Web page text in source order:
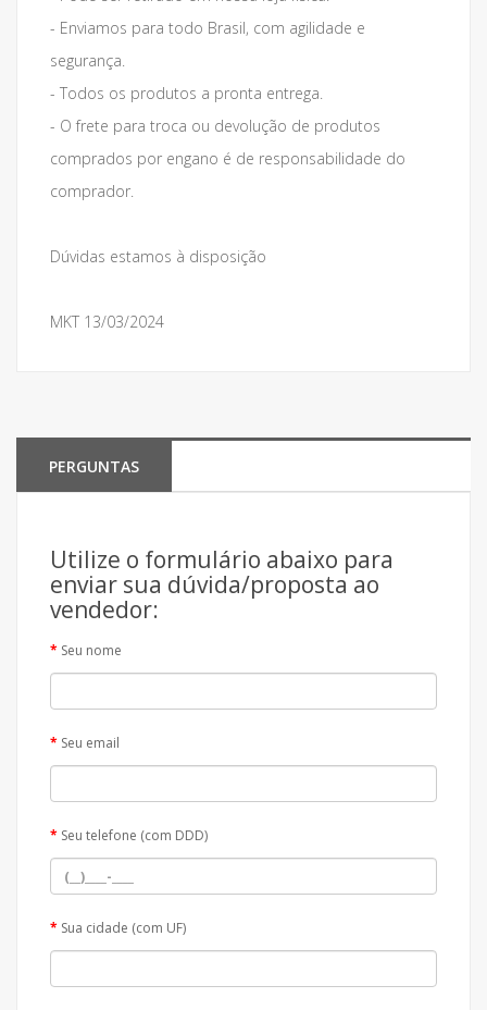
- Enviamos para todo Brasil, com agilidade e
segurança.
- Todos os produtos a pronta entrega.
- O frete para troca ou devolução de produtos
comprados por engano é de responsabilidade do
comprador.
Dúvidas estamos à disposição
MKT 13/03/2024
PERGUNTAS
Utilize o formulário abaixo para
enviar sua dúvida/proposta ao
vendedor:
Seu nome
Seu email
Seu telefone (com DDD)
Sua cidade (com UF)